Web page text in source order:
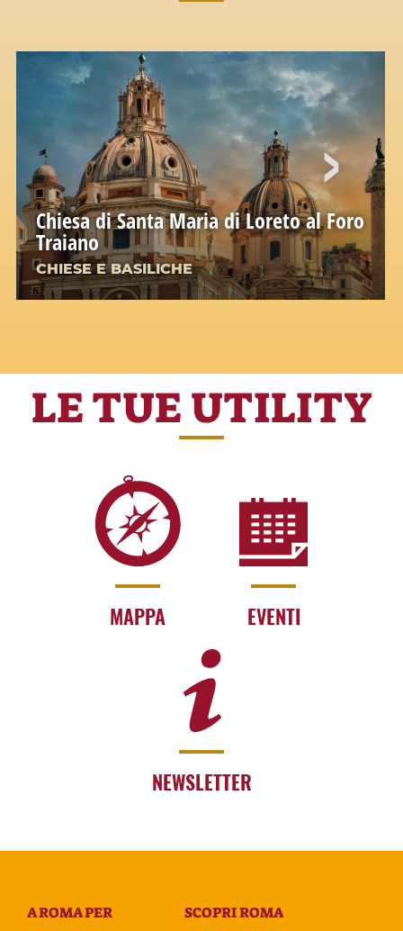
Chiesa di Santa Maria di Loreto al Foro
Traiano
CHIESE E BASILICHE
LE TUE UTILITY
MAPPA EVENTI
NEWSLETTER
A ROMA PER SCOPRI ROMA